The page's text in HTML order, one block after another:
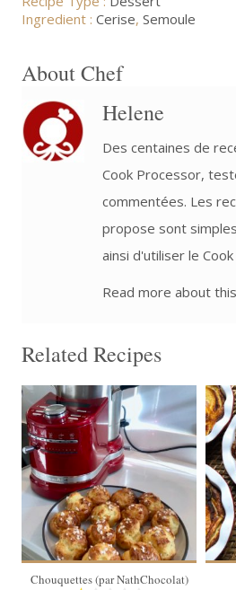
Ingredient :Cerise,Semoule
About Chef
Helene
Des centaines de
Cook Processor,
commentées. Les
propose sont
ainsi d'utiliser le
Read more about
Related Recipes
40
20 Min
Chouquettes (par NathChocolat)